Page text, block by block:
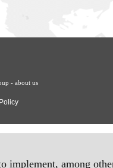
among
- about us